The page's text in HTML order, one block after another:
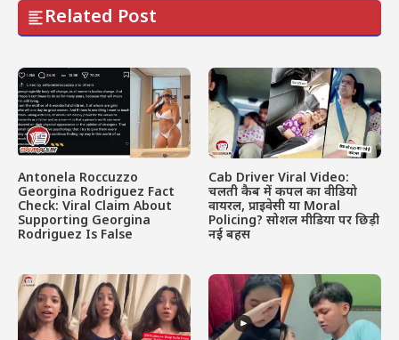
Related Post
Antonela Roccuzzo
Georgina Rodriguez Fact
Check: Viral Claim About
Supporting Georgina
Rodriguez Is False
Cab Driver Viral Video:
चलती कैब में कपल का वीडियो
वायरल, प्राइवेसी या Moral
Policing? सोशल मीडिया पर छिड़ी
नई बहस